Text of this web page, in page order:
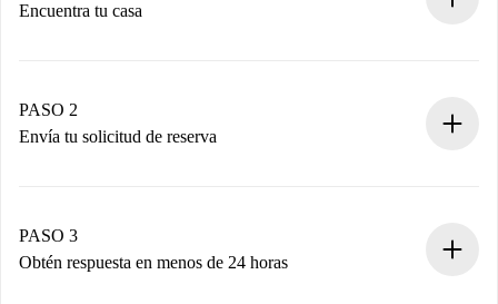
Encuentra tu casa
Tienes toda la información necesaria por adelantado.
PASO 2
Envía tu solicitud de reserva
propietario acepte.
PASO 3
Obtén respuesta en menos de 24 horas